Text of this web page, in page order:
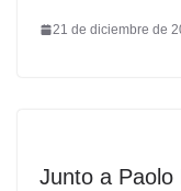
21 de diciembre de
Junto a